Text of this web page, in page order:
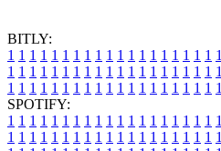
BITLY:
1 1 1 1 1 1 1 1 1 1 1 1 1 1 1 1 1 1 1 1
1 1 1 1 1 1 1 1 1 1 1 1 1 1 1 1 1 1 1 1
1 1 1 1 1 1 1 1 1 1 1 1 1 1 1 1 1 1 1 1
SPOTIFY:
1 1 1 1 1 1 1 1 1 1 1 1 1 1 1 1 1 1 1 1
1 1 1 1 1 1 1 1 1 1 1 1 1 1 1 1 1 1 1 1